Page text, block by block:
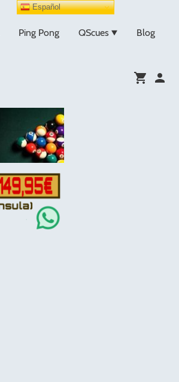
Ping Pong QScues Blog
Español